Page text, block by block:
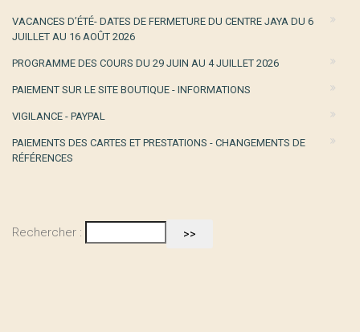
VACANCES D’ÉTÉ- DATES DE FERMETURE DU CENTRE JAYA DU 6
JUILLET AU 16 AOÛT 2026
PROGRAMME DES COURS DU 29 JUIN AU 4 JUILLET 2026
PAIEMENT SUR LE SITE BOUTIQUE - INFORMATIONS
VIGILANCE - PAYPAL
PAIEMENTS DES CARTES ET PRESTATIONS - CHANGEMENTS DE
RÉFÉRENCES
Rechercher :